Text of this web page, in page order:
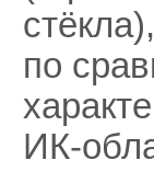
по
ИК-